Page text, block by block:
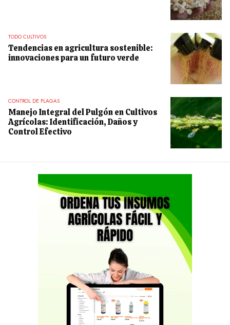
TODO CULTIVOS
Tendencias en agricultura sostenible:
innovaciones para un futuro verde
CONTROL DE PLAGAS
Manejo Integral del Pulgón en Cultivos
Agrícolas: Identificación, Daños y
Control Efectivo